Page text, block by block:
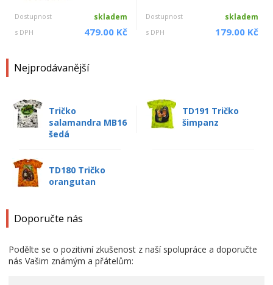
Dostupnost skladem
s DPH 479.00 Kč
Dostupnost skladem
s DPH 179.00 Kč
Nejprodávanější
Tričko
salamandra MB16
šedá
TD191 Tričko
šimpanz
TD180 Tričko
orangutan
Doporučte nás
Podělte se o pozitivní zkušenost z naší spolupráce a doporučte
nás Vašim známým a přátelům: